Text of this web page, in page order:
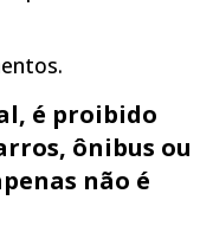
é proibido
ônibus ou
não é